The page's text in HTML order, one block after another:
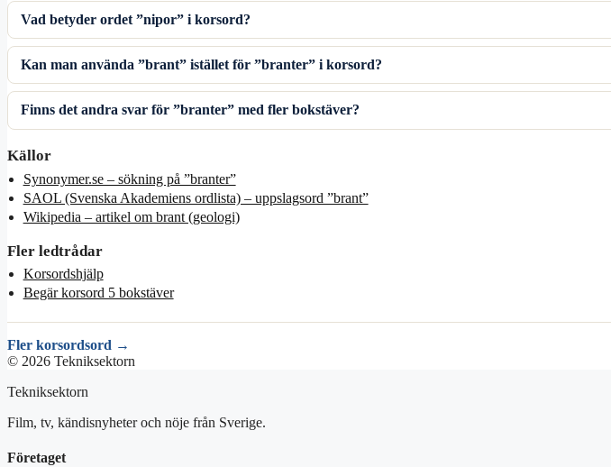
Vad betyder ordet ”nipor” i korsord?
Kan man använda ”brant” istället för ”branter” i korsord?
Finns det andra svar för ”branter” med fler bokstäver?
Källor
Synonymer.se – sökning på ”branter”
SAOL (Svenska Akademiens ordlista) – uppslagsord ”brant”
Wikipedia – artikel om brant (geologi)
Fler ledtrådar
Korsordshjälp
Begär korsord 5 bokstäver
Fler korsordsord →
© 2026 Tekniksektorn
Tekniksektorn
Film, tv, kändisnyheter och nöje från Sverige.
Företaget